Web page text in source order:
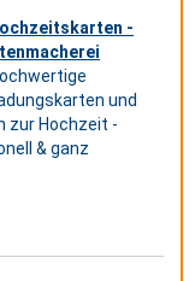
-
und
zur Hochzeit -
& ganz